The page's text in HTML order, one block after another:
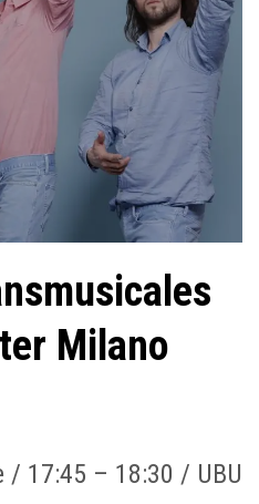
Milano
/ 17:45 – 18:30 / UBU